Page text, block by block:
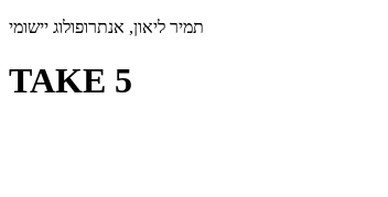
תמיר ליאון, אנתרופולוג יישומי
TAKE 5